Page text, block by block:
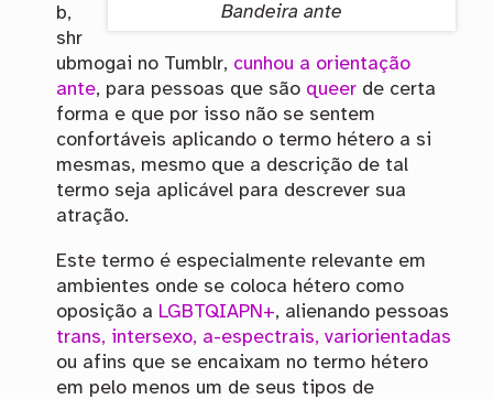
Bandeira ante
b,
shr
ubmogai no Tumblr, cunhou a orientação
ante, para pessoas que são queerde certa
forma e que por isso não se sentem
confortáveis aplicando o termo hétero a si
mesmas, mesmo que a descrição de tal
termo seja aplicável para descrever sua
atração.
Este termo é especialmente relevante em
ambientes onde se coloca hétero como
oposição a LGBTQIAPN+, alienando pessoas
trans, intersexo, a-espectrais, variorientadas
ou afins que se encaixam no termo hétero
em pelo menos um de seus tipos de